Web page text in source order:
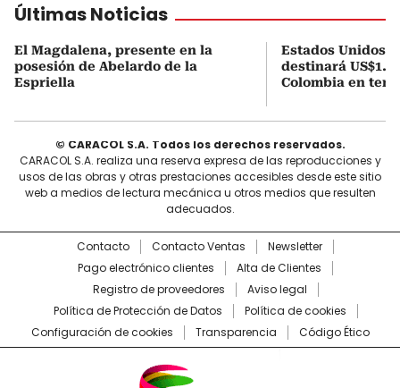
Últimas Noticias
El Magdalena, presente en la
posesión de Abelardo de la
Espriella
Estados Unidos
destinará
Colombia en
© CARACOL S.A. Todos los derechos reservados.
CARACOL S.A. realiza una reserva expresa de las reproducciones y
usos de las obras y otras prestaciones accesibles desde este sitio
web a medios de lectura mecánica u otros medios que resulten
adecuados.
Contacto Contacto Ventas
Newsletter
Pago electrónico clientes
Alta de Clientes
Registro de proveedores
Aviso legal
Política de Protección de Datos
Política de cookies
Configuración de cookies
Transparencia Código Ético